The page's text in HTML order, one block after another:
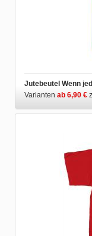
Jutebeutel Wenn
Varianten ab 6,90 €